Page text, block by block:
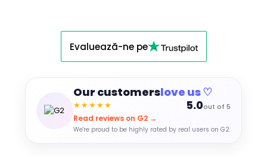
Evaluează-ne pe
Our customerslove us ♡
★★★★★ 5.0out of 5
Read reviews on G2 →
We're proud to be highly rated by real users on G2.